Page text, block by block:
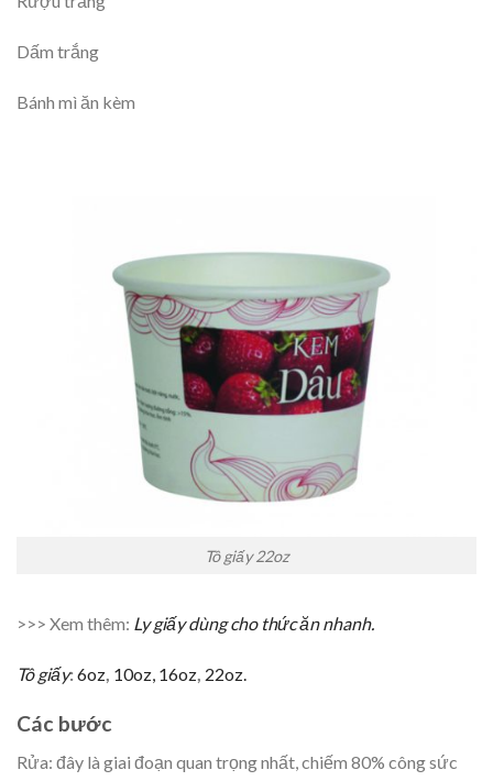
Dấm trắng
Bánh mì ăn kèm
Tô giấy 22oz
>>> Xem thêm: Ly giấy dùng cho thức ăn nhanh.
Tô giấy:6oz, 10oz, 16oz, 22oz.
Các bước
Rửa: đây là giai đoạn quan trọng nhất, chiếm 80% công sức